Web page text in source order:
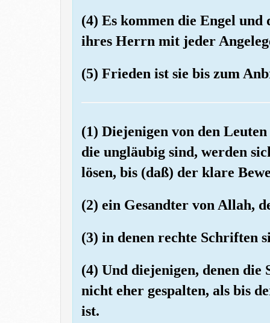
(4) Es kommen die Engel
ihres Herrn mit jeder
(5) Frieden ist sie bis zum
(1) Diejenigen von den
die ungläubig sind, werden
lösen, bis (daß) der klare
(2) ein Gesandter von Allah,
(3) in denen rechte Schriften
(4) Und diejenigen, denen die
nicht eher gespalten, als bis
ist.